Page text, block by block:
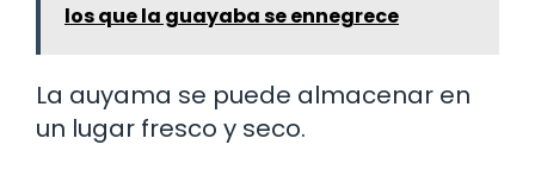
los que la guayaba se ennegrece
La auyama se puede almacenar en
un lugar fresco y seco.